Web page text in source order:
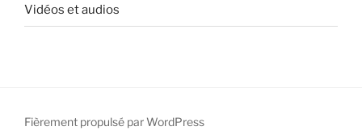
Vidéos et audios
Fièrement propulsé par WordPress